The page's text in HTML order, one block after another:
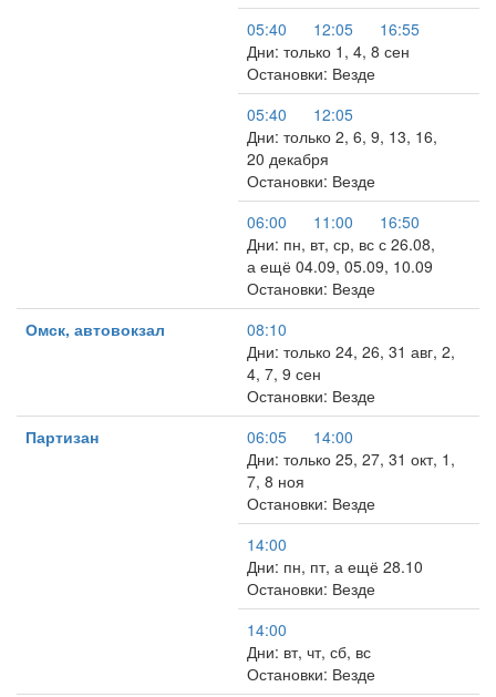
05:40
12:05
16:55
Дни: только 1, 4, 8 сен
Остановки: Везде
05:40
12:05
Дни: только 2, 6, 9, 13, 16,
20 декабря
Остановки: Везде
06:00
11:00
16:50
Дни: пн, вт, ср, вс с 26.08,
а ещё 04.09, 05.09, 10.09
Остановки: Везде
Омск, автовокзал
08:10
Дни: только 24, 26, 31 авг, 2,
4, 7, 9 сен
Остановки: Везде
Партизан
06:05
14:00
Дни: только 25, 27, 31 окт, 1,
7, 8 ноя
Остановки: Везде
14:00
Дни: пн, пт, а ещё 28.10
Остановки: Везде
14:00
Дни: вт, чт, сб, вс
Остановки: Везде